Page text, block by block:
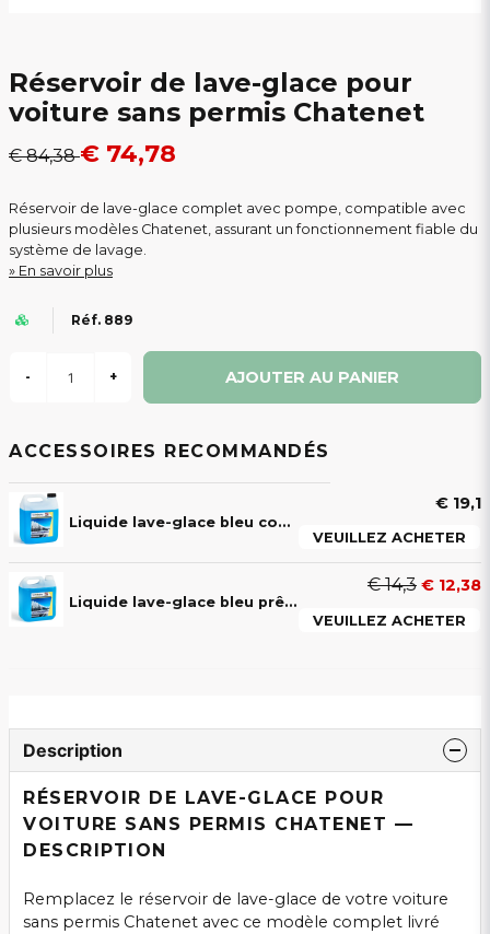
Réservoir de lave-glace pour
voiture sans permis Chatenet
€ 84,38€ 74,78
Réservoir de lave-glace complet avec pompe, compatible avec
plusieurs modèles Chatenet, assurant un fonctionnement fiable du
système de lavage.
En savoir plus
Réf. 889
- + AJOUTER AU PANIER
ACCESSOIRES RECOMMANDÉS
Liquide lave-glace bleu concentré 4L Swed Handling – protection antigel jusqu’à -29°C
€ 19,1
VEUILLEZ ACHETER
Liquide lave-glace bleu prêt à l’emploi 4L Swed Handling – pour voitures sans permis et automobiles
€ 14,3 € 12,38
VEUILLEZ ACHETER
Description
RÉSERVOIR DE LAVE-GLACE POUR
VOITURE SANS PERMIS CHATENET —
DESCRIPTION
Remplacez le réservoir de lave-glace de votre voiture
sans permis Chatenet avec ce modèle complet livré